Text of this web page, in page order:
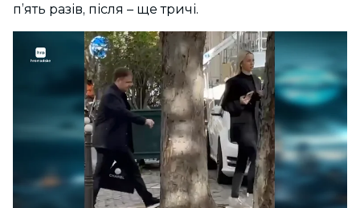
п’ять разів, після – ще тричі.